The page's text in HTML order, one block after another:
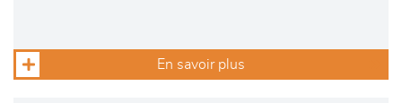
En savoir plus